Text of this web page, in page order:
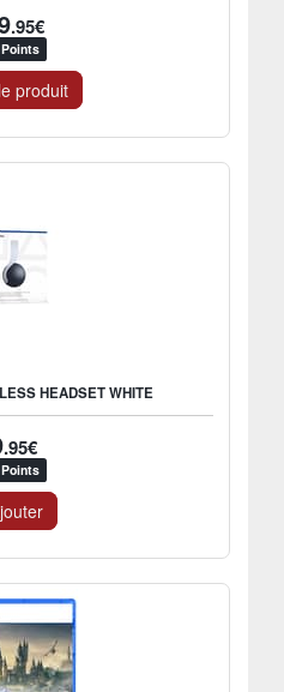
.95€
produit
HEADSET WHITE
.95€